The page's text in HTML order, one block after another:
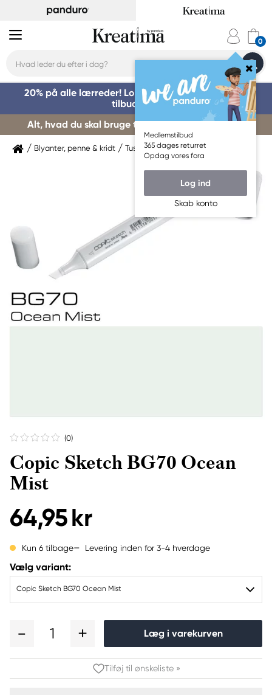
Medlemstilbud
365 dages returret
Opdag vores fora
Log ind
Skab konto
20% på alle lærreder! Log på for at benytte dig af
tilbuddet »
Alt, hvad du skal bruge til kursusstart – køb her »
Blyanter, penne & kridt Tuschpenne & markers
(0)
Copic Sketch BG70 Ocean
Mist
64,95 kr
Kun 6 tilbage Levering inden for 3-4 hverdage
Vælg variant:
Copic Sketch BG70 Ocean Mist
1 Læg i varekurven
Tilføj til ønskeliste »